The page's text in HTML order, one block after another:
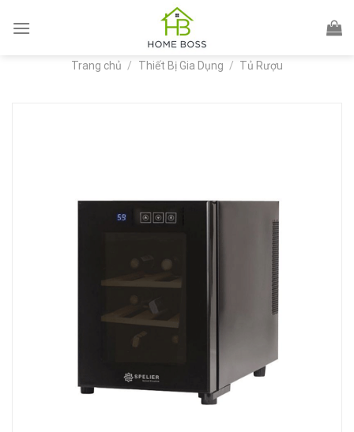
Trang chủ / Thiết Bị Gia Dụng / Tủ Rượu